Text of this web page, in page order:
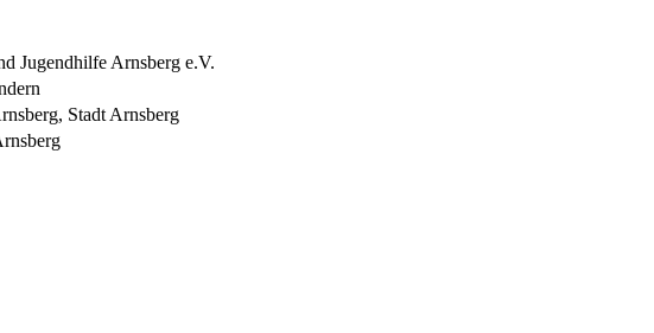
Jugendhilfe Arnsberg e.V.
Stadt Arnsberg